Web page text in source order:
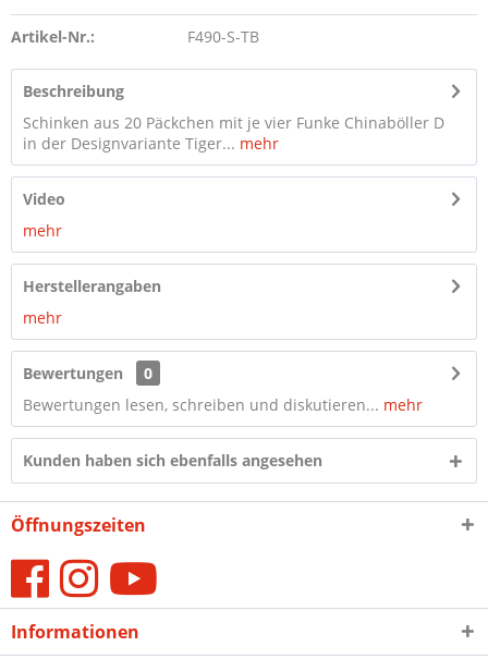
Artikel-Nr.: F490-S-TB
Beschreibung
Schinken aus 20 Päckchen mit je vier Funke Chinaböller D
in der Designvariante Tiger... mehr
Video
mehr
Herstellerangaben
mehr
Bewertungen
0
Bewertungen lesen, schreiben und diskutieren... mehr
Kunden haben sich ebenfalls angesehen
Öffnungszeiten
Informationen